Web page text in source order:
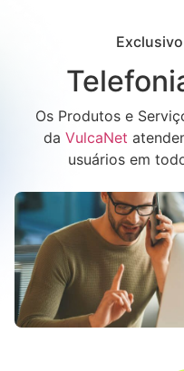
Os Produtos e
da VulcaNet
usuários em